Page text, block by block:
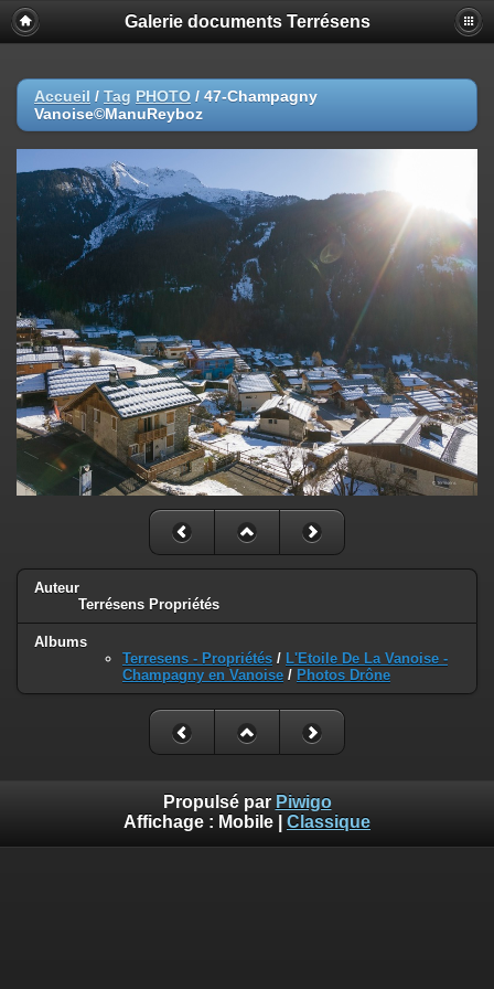
Galerie documents Terrésens
Accueil / Tag PHOTO / 47-Champagny
Vanoise©ManuReyboz
Auteur
Terrésens Propriétés
Albums
Terresens - Propriétés / L'Etoile De La Vanoise -
Champagny en Vanoise / Photos Drône
Propulsé par Piwigo
Affichage : Mobile Classique